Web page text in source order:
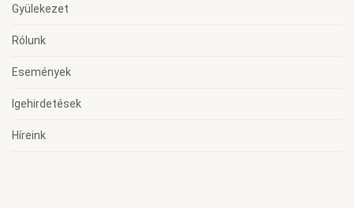
Gyülekezet
Rólunk
Események
Igehirdetések
Híreink